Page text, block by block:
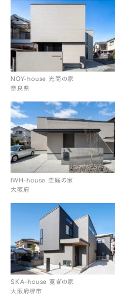
NOY-house 光筒の家
奈良県
IWH-house 空庭の家
大阪府
SKA-house 寛ぎの家
大阪府堺市